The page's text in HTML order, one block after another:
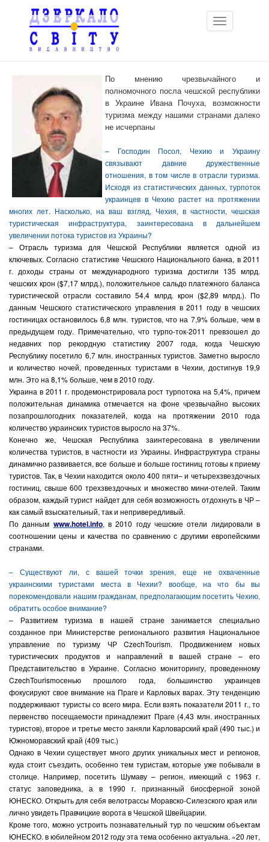
Toggle
navigation
По мнению чрезвычайного и
полномочного посла чешской республики
в Украине Ивана Почуха, возможности
туризма между нашими странами далеко
не исчерпаны
– Господин Посол, Чехию и Украину
связывают давние дружественные
отношения, в том числе в отрасли туризма.
Исходя из статистических данных, турпоток
украинцев в Чехию растет на протяжении
многих лет. Насколько, на ваш взгляд, Чехия, в частности, чешская
туристическая инфраструктура, заинтересована в дальнейшем
увеличении потока туристов из Украины?
– Отрасль туризма для Чешской Республики является одной из
ключевых. Согласно статистике Чешского Национального банка, в 2011
г. доходы страны от международного туризма достигли 135 млрд.
чешских крон ($7,17 млрд.), положительное сальдо платежного баланса
туристической отрасли составило 54,4 млрд. крон ($2,89 млрд.). По
данным Чешского статистического управления в 2011 году в чешских
гостиницах остановилось 6,8 млн. туристов, что на 7,9% больше, чем в
предыдущем году. Примечательно, что турпо-ток-2011 превзошел до
недавних пор рекордную статистику 2007 года, когда Чешскую
Республику посетило 6,7 млн. иностранных туристов. Заметно выросло
и количество ночей, проведенных туристами в Чехии, достигнув 19,9
млн. Это на 8,1% больше, чем в 2010 году.
Украина в 2011 г. продемонстрировала рост турпотока на 5,4%, причем
положительная динамика отмечается на фоне чрезвычайно высоких
позапрошлогодних показателей, когда на протяжении 2010 года
количество украинских туристов выросло на 37%.
Конечно же, Чешская Республика заинтересована в увеличении
количества туристов, в частности из Украины. Инфраструктура страны
динамично развивается, все больше и больше гостиниц готовы к приему
туристов. Так, в Чехии находится около 400 пяти– и четырехзвездочных
гостиниц, свыше 600 трехзвездочных и множество мини-отелей. Таким
образом, каждый турист найдет для себя возможность отдохнуть в ЧР –
как самый взыскательный, так и непривередливый.
По данным www.hotel.info, в 2010 году чешские отели лидировали в
соотношении цены и качества по сравнению с другими европейскими
странами.
– Существуют ли, с вашей точки зрения, еще не охваченные
украинскими туристами места в Чехии? вообще, на что бы вы
порекомендовали нашим гражданам, предполагающим посетить Чехию,
обратить особое внимание?
– Развитием туризма в нашей стране занимается специально
созданное при Министерстве регионального развития Национальное
управление по туризму ЧРCzechTourism. Продвижением новых
туристических продуктов и направлений в вашей стране – его
Представительство в Украине. Согласно мониторингу, проведенному
CzechTourismосенью прошлого года, большинство украинцев
фокусируют свое внимание на Праге и Карловых варах. Эту тенденцию
поддерживают туристы со всего мира. Если взять показатели 2011 г., то
первенство посещаемости принадлежит Праге (4,43 млн. иностранных
туристов), второе и третье место заняли Карловарский край (490 тыс.) и
Южноморавский край (409 тыс.)
Однако в Чехии существует много других уникальных мест и регионов,
куда стоит съездить, особенно тем туристам, которые уже побывали в
столице. Например, посетить Шумаву – регион, имеющий с 1963 г.
статус заповедника, а в 1990 г. признанный биосферной зоной
ЮНЕСКО. Открыть для себя велотрассы Моравско-Силезского края или
лично увидеть Правчицкие ворота в Чешской Швейцарии.
Кроме того, можно устроить познавательный тур по чешским объектам
ЮНЕСКО. в юбилейном 2012 году эта тема особенно актуальна. «20 лет,